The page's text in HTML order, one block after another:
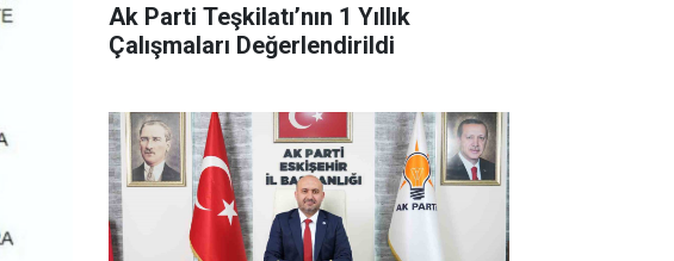
Ak Parti Teşkilatı’nın 1 Yıllık
Çalışmaları Değerlendirildi